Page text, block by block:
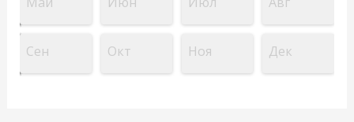
Сен Окт Ноя Дек